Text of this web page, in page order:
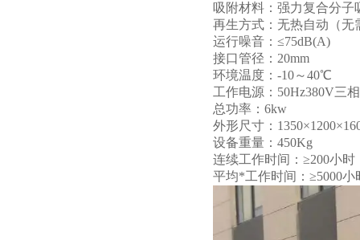
吸附材料：强力复合分子
再生方式：无热自动（无
运行噪音：≤75dB(A)
接口管径：20mm
环境温度：-10～40℃
工作电源：50Hz380V三
总功率：6kw
外形尺寸：
设备重量：450Kg
连续工作时间：≥200小时
平均*工作时间：≥5000小